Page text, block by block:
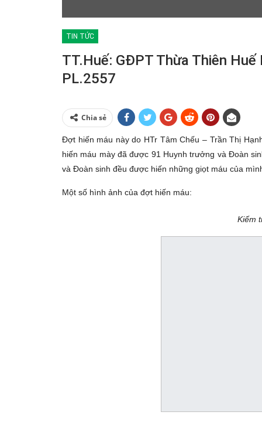
TIN TỨC
TT.Huế: GĐPT Thừa Thiên
PL.2557
Chia sẻ
Đợt hiến máu này do HTr Tâm Chếu – Trần Thị
hiến máu mày đã được 91 Huynh trưởng và Đoàn
và Đoàn sinh đều được hiến những giọt máu của
Một số hình ảnh của đợt hiến máu:
Kiếm